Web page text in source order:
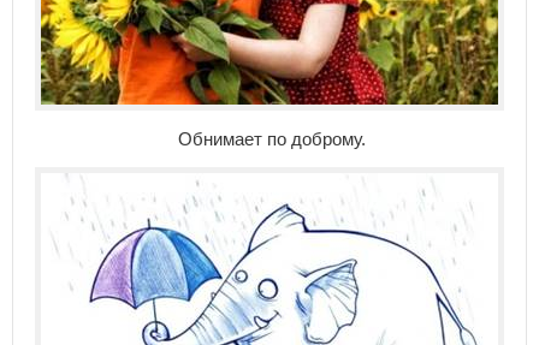
Обнимает по доброму.